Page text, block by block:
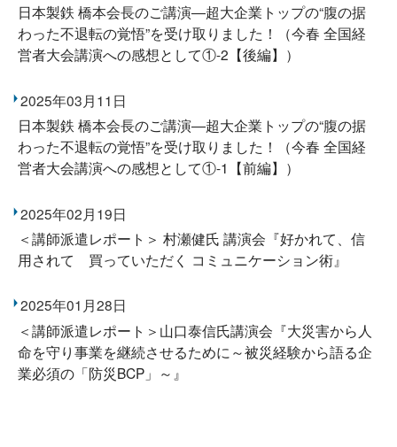
日本製鉄 橋本会長のご講演―超大企業トップの“腹の据
わった不退転の覚悟”を受け取りました！（今春 全国経
営者大会講演への感想として①-2【後編】）
2025年03月11日
日本製鉄 橋本会長のご講演―超大企業トップの“腹の据
わった不退転の覚悟”を受け取りました！（今春 全国経
営者大会講演への感想として①-1【前編】）
2025年02月19日
＜講師派遣レポート＞ 村瀬健氏 講演会『好かれて、信
用されて 買っていただく コミュニケーション術』
2025年01月28日
＜講師派遣レポート＞山口泰信氏講演会『大災害から人
命を守り事業を継続させるために～被災経験から語る企
業必須の「防災BCP」～』